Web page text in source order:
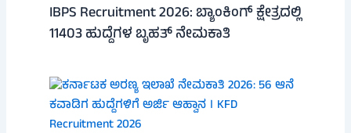
IBPS Recruitment 2026: ಬ್ಯಾಂಕಿಂಗ್ ಕ್ಷೇತ್ರದಲ್ಲಿ
11403 ಹುದ್ದೆಗಳ ಬೃಹತ್ ನೇಮಕಾತಿ